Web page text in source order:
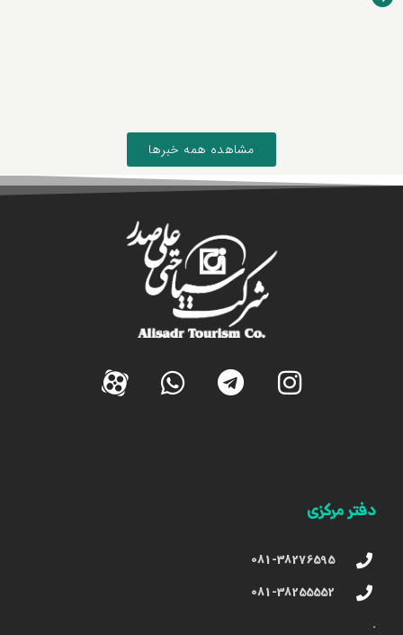
مشاهده همه خبرها
دفتر مرکزی
081-38276595
081-38255552
.